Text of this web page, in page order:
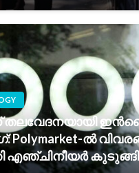
തലവേദനയായി
Polymarket-ൽ
എഞ്ചിനീയർ കുടുങ്ങി